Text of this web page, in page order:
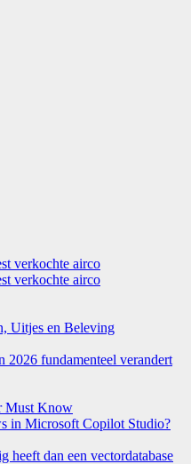
verkochte airco
verkochte airco
Uitjes en Beleving
2026 fundamenteel verandert
Must Know
in Microsoft Copilot Studio?
dan een vectordatabase